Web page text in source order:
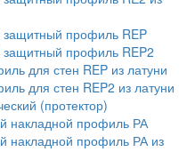
защитный профиль REP
защитный профиль REP2
для стен REP из латуни
для стен REP2 из латуни
(протектор)
накладной профиль РА
накладной профиль РА из